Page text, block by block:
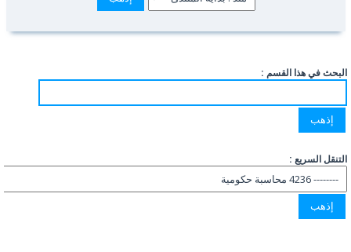
البحث في هذا القسم :
التنقل السريع :